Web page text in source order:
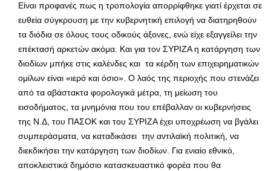
Είναι προφανές πως η τροπολογία απορρίφθηκε γιατί έρχεται σε
ευθεία σύγκρουση με την κυβερνητική επιλογή να διατηρηθούν
τα διόδια σε όλους τους οδικούς άξονες, ενώ είχε εξαγγείλει την
επέκτασή αρκετών ακόμα. Και για τον ΣΥΡΙΖΑ η κατάργηση των
διοδίων μπήκε στις καλένδες και τα κέρδη των επιχειρηματικών
ομίλων είναι «ιερό και όσιο». Ο λαός της περιοχής που στενάζει
από τα αβάστακτα φορολογικά μέτρα, τη μείωση του
εισοδήματος, τα μνημόνια που του επέβαλλαν οι κυβερνήσεις
της Ν.Δ, του ΠΑΣΟΚ και του ΣΥΡΙΖΑ έχει υποχρέωση να βγάλει
συμπεράσματα, να καταδικάσει την αντιλαϊκή πολιτική, να
διεκδικήσει την κατάργηση των διοδίων. Για ενιαίο εθνικό,
αποκλειστικά δημόσιο κατασκευαστικό φορέα που θα